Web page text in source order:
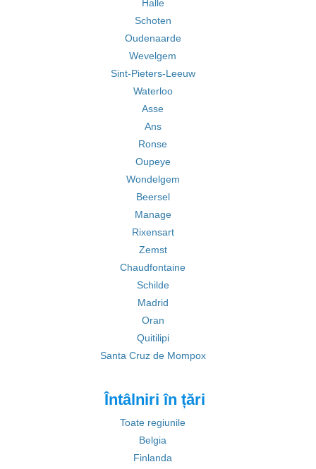
Halle
Schoten
Oudenaarde
Wevelgem
Sint-Pieters-Leeuw
Waterloo
Asse
Ans
Ronse
Oupeye
Wondelgem
Beersel
Manage
Rixensart
Zemst
Chaudfontaine
Schilde
Madrid
Oran
Quitilipi
Santa Cruz de Mompox
Întâlniri în țări
Toate regiunile
Belgia
Finlanda